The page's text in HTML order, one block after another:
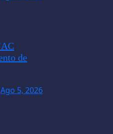
de
Ago 5, 2026